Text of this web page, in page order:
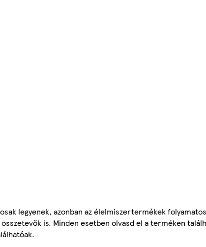
legyenek, azonban az élelmiszertermékek
is. Minden esetben olvasd el a terméken